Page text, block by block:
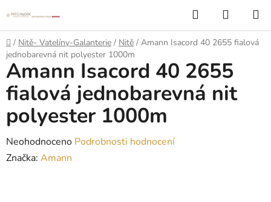
na
obsah
Hledat
KOŠÍK
Domů
/ Nitě- Vatelíny-Galanterie / Nitě / Amann Isacord 40 2655 fialová
jednobarevná nit polyester 1000m
Amann Isacord 40 2655
fialová jednobarevná nit
polyester 1000m
Průměrné
hodnocení
Neohodnoceno Podrobnosti hodnocení
Značka: Amann